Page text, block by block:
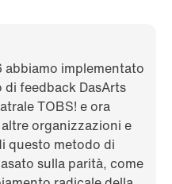
implementato
feedback DasArts
TOBS! e ora
organizzazioni e
questo metodo di
sulla parità, come